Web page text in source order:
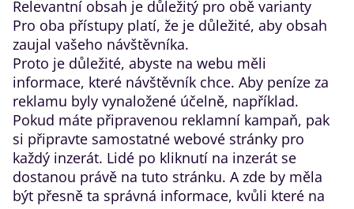
Relevantní obsah je důležitý pro obě varianty
Pro oba přístupy platí, že je důležité, aby obsah
zaujal vašeho návštěvníka.
Proto je důležité, abyste na webu měli
informace, které návštěvník chce. Aby peníze za
reklamu byly vynaložené účelně, například.
Pokud máte připravenou reklamní kampaň, pak
si připravte samostatné webové stránky pro
každý inzerát. Lidé po kliknutí na inzerát se
dostanou právě na tuto stránku. A zde by měla
být přesně ta správná informace, kvůli které na